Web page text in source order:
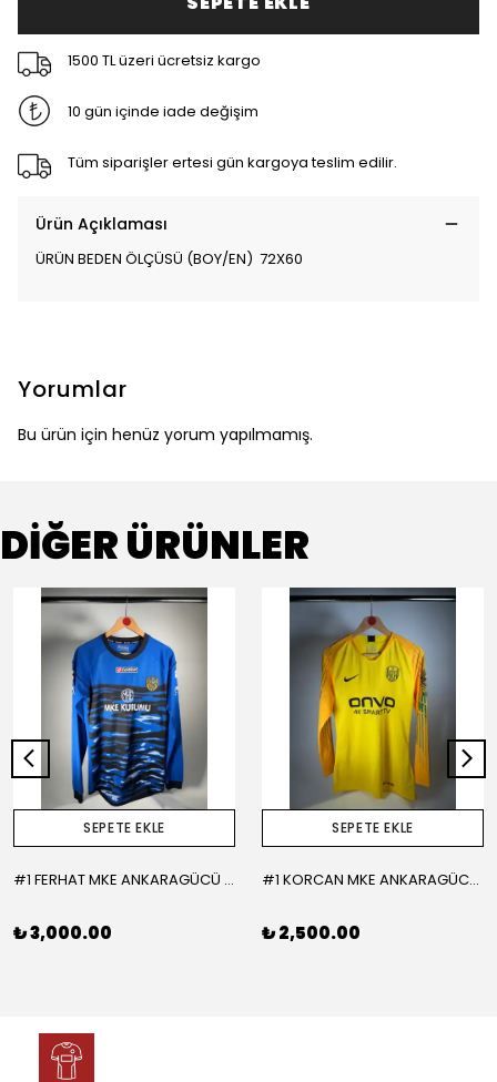
1500 TL üzeri ücretsiz kargo
10 gün içinde iade değişim
Tüm siparişler ertesi gün kargoya teslim edilir.
Ürün Açıklaması
ÜRÜN BEDEN ÖLÇÜSÜ (BOY/EN) 72X60
Yorumlar
Bu ürün için henüz yorum yapılmamış.
DİĞER ÜRÜNLER
SEPETE EKLE
#1 FERHAT MKE ANKARAGÜCÜ 2015-2016 KALECİ - LARGE
₺ 3,000.00
SEPETE EKLE
#1 KORCAN MKE ANKARAGÜCÜ 2019-2020 KALECİ - MEDIUM
₺ 2,500.00